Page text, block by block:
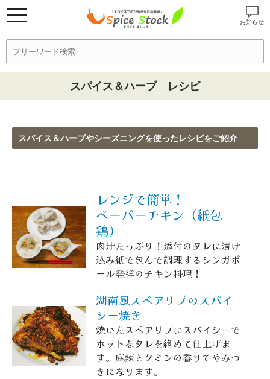
お知らせ
スパイス＆ハーブ レシピ
スパイス＆ハーブやシーズニングを使ったレシピをご紹介
レンジで簡単！
ペーパーチキン（紙包
鶏）
肉汁たっぷり！添付のタレに漬け
込み紙で包んで調理するシンガポ
ール発祥のチキン料理！
湖南風スペアリブのスパイ
シー焼き
焼いたスペアリブにスパイシーで
ホットなタレを絡めて仕上げま
す。麻辣とクミンの香りでやみつ
きになります。